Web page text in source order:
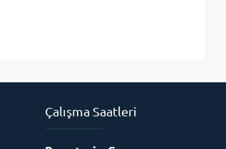
Çalışma Saatleri